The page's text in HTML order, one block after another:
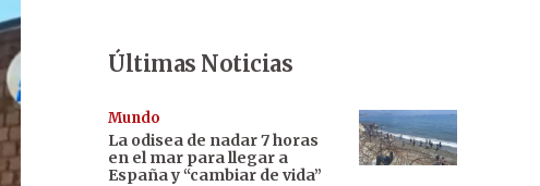
Últimas Noticias
Mundo
La odisea de nadar 7 horas
en el mar para llegar a
España y “cambiar de vida”